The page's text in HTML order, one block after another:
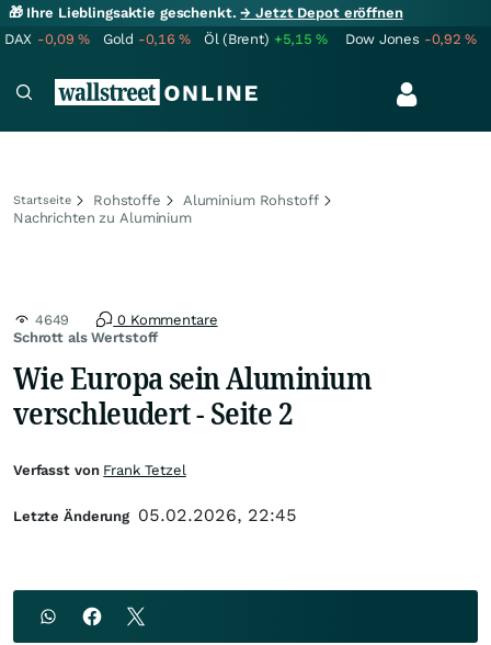
🎁 Ihre Lieblingsaktie geschenkt.→ Jetzt Depot eröffnen
DAX -0,09% Gold -0,16% Öl (Brent) +5,15% Dow Jones -0,92%
Startseite Rohstoffe
Aluminium Rohstoff
Nachrichten zu Aluminium
Schrott als Wertstoff
4649 0 Kommentare
Wie Europa sein Aluminium
verschleudert - Seite 2
Verfasst von Frank Tetzel
Letzte Änderung 05.02.2026, 22:45